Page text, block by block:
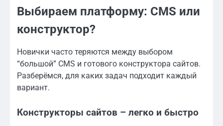
Выбираем платформу: CMS или
конструктор?
Новички часто теряются между выбором
“большой” CMS и готового конструктора сайтов.
Разберёмся, для каких задач подходит каждый
вариант.
Конструкторы сайтов – легко и быстро